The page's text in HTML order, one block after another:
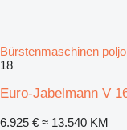
Bürstenmaschinen
18
Euro-Jabelmann V
6.925 € ≈ 13.540 KM